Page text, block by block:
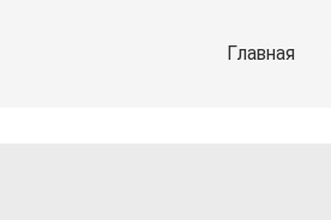
Главная